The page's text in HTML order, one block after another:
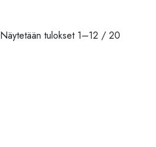
Näytetään tulokset 1–12 / 20